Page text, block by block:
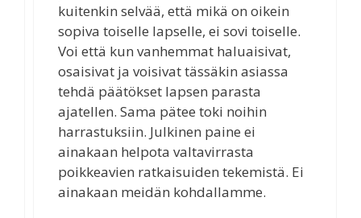
kuitenkin selvää, että mikä on oikein
sopiva toiselle lapselle, ei sovi toiselle.
Voi että kun vanhemmat haluaisivat,
osaisivat ja voisivat tässäkin asiassa
tehdä päätökset lapsen parasta
ajatellen. Sama pätee toki noihin
harrastuksiin. Julkinen paine ei
ainakaan helpota valtavirrasta
poikkeavien ratkaisuiden tekemistä. Ei
ainakaan meidän kohdallamme.